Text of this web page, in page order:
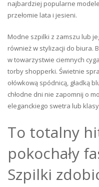
najbardziej popularne
przełomie lata i jesieni.
Modne szpilki z zamszu lub
również w stylizacji do biura.
w towarzystwie ciemnych
torby shopperki. Świetnie
ołówkową spódnicą, gładką
chłodne dni nie zapomnij o
eleganckiego swetra lub
To totalny
pokochały
Szpilki